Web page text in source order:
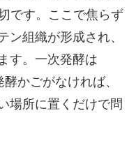
です。ここで焦らず
ン組織が形成され、
す。一次発酵は
かごがなければ、
場所に置くだけで問